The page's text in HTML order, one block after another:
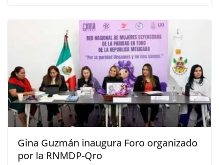
Gina Guzmán inaugura Foro organizado
por la RNMDP-Qro